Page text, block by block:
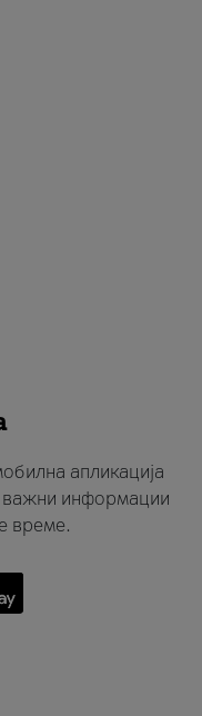
апликација
важни информации
време.